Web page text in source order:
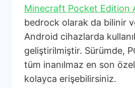
Minecraft Pocket Edition
bedrock olarak da bilinir
Android cihazlarda
geliştirilmiştir. Sürümde,
tüm inanılmaz en son
kolayca erişebilirsiniz.